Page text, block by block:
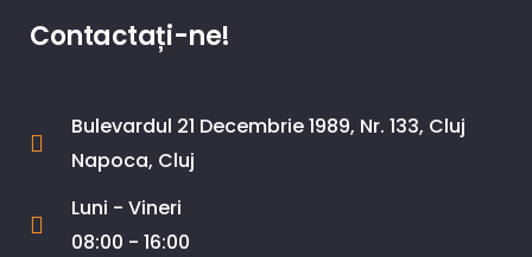
Contactați-ne!
Bulevardul 21 Decembrie 1989, Nr. 133, Cluj
Napoca, Cluj
Luni - Vineri
08:00 - 16:00